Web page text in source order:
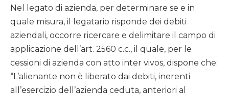
Nel legato di azienda, per determinare se e in
quale misura, il legatario risponde dei debiti
aziendali, occorre ricercare e delimitare il campo di
applicazione dell’art. 2560 c.c., il quale, per le
cessioni di azienda con atto inter vivos, dispone che:
“L’alienante non è liberato dai debiti, inerenti
all’esercizio dell’azienda ceduta, anteriori al